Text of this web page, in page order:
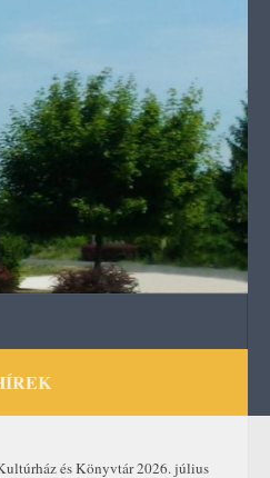
és Könyvtár 2026. július